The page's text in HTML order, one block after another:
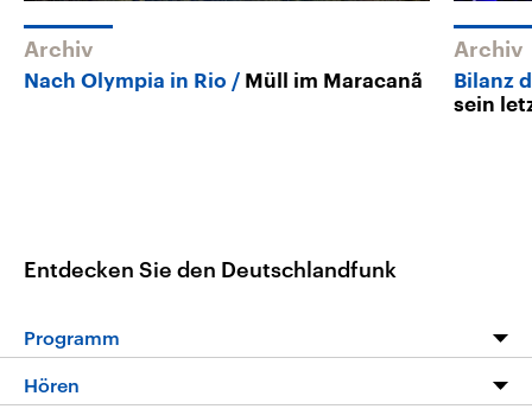
Archiv
Nach Olympia in Rio Müll im Maracanã
Archiv
Bilanz
sein
Entdecken Sie den Deutschlandfunk
Programm
Programm
Hören